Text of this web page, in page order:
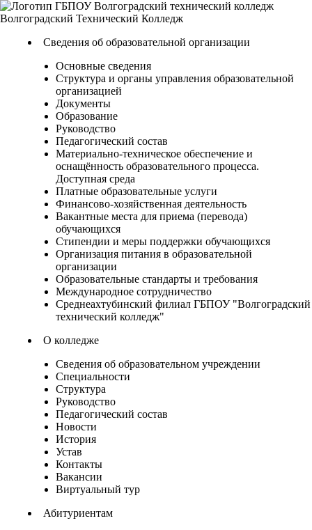
Волгоградский Технический Колледж
Сведения об образовательной организации
Основные сведения
Структура и органы управления образовательной
организацией
Документы
Образование
Руководство
Педагогический состав
Материально-техническое обеспечение и
оснащённость образовательного процесса.
Доступная среда
Платные образовательные услуги
Финансово-хозяйственная деятельность
Вакантные места для приема (перевода)
обучающихся
Стипендии и меры поддержки обучающихся
Организация питания в образовательной
организации
Образовательные стандарты и требования
Международное сотрудничество
Среднеахтубинский филиал ГБПОУ "Волгоградский
технический колледж"
О колледже
Сведения об образовательном учреждении
Специальности
Структура
Руководство
Педагогический состав
Новости
История
Устав
Контакты
Вакансии
Виртуальный тур
Абитуриентам